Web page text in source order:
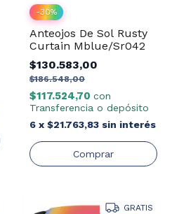
-30%
Anteojos De Sol Rusty
Curtain Mblue/Sr042
$130.583,00
$186.548,00
$117.524,70 con
Transferencia o depósito
6 x $21.763,83 sin interés
GRATIS